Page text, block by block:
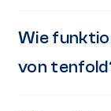
Wie
von